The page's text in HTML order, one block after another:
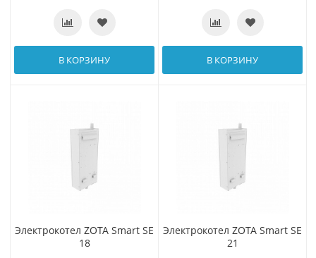
В КОРЗИНУ В КОРЗИНУ
Электрокотел ZOTA Smart SE
18
Электрокотел ZOTA Smart SE
21